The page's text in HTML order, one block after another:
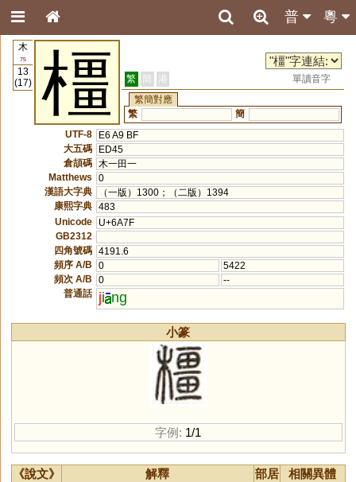
粵
普
木
75
13
(17)
橿 繁 簡 港
單讀音字
繁簡對應
繁
簡
UTF-8
E6 A9 BF
大五碼
ED45
倉頡碼
木一田一
Matthews
0
漢語大字典
（一版）1300；（二版）1394
康熙字典 483
Unicode
U+6A7F
GB2312
四角號碼 4191.6
頻序 A/B
0
5422
頻次 A/B
0
--
普通話
ji ng
小篆
字例: 1/1
《說文》 解釋 部居
相關異體